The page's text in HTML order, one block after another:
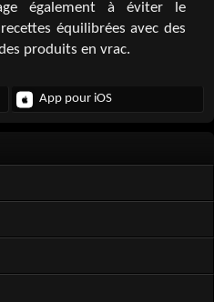
également à éviter le
équilibrées avec des
produits en vrac.
App pour iOS